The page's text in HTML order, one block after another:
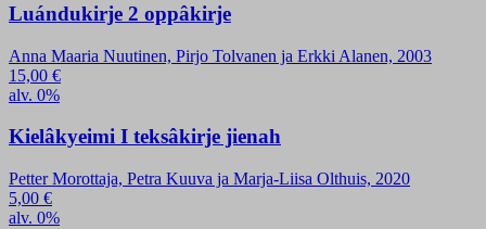
Luándukirje 2 oppâkirje
Anna Maaria Nuutinen, Pirjo Tolvanen ja Erkki Alanen, 2003
15,00 €
alv. 0%
Kielâkyeimi I teksâkirje jienah
Petter Morottaja, Petra Kuuva ja Marja-Liisa Olthuis, 2020
5,00 €
alv. 0%